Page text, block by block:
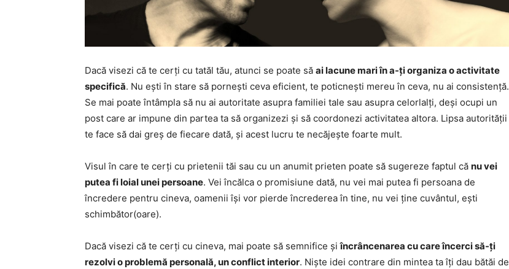
Dacă visezi că te cerți cu tatăl tău, atunci se poate să ai lacune mari în a-ți organiza o activitate
specifică. Nu ești în stare să pornești ceva eficient, te poticnești mereu în ceva, nu ai consistență.
Se mai poate întâmpla să nu ai autoritate asupra familiei tale sau asupra celorlalți, deși ocupi un
post care ar impune din partea ta să organizezi și să coordonezi activitatea altora. Lipsa autorității
te face să dai greș de fiecare dată, și acest lucru te necăjește foarte mult.
Visul în care te cerți cu prietenii tăi sau cu un anumit prieten poate să sugereze faptul că nu vei
putea fi loial unei persoane. Vei încălca o promisiune dată, nu vei mai putea fi persoana de
încredere pentru cineva, oamenii își vor pierde încrederea în tine, nu vei ține cuvântul, ești
schimbător(oare).
Dacă visezi că te cerți cu cineva, mai poate să semnifice șiîncrâncenarea cu care încerci să-ți
rezolvi o problemă personală, un conflict interior. Niște idei contrare din mintea ta îți dau bătăi de